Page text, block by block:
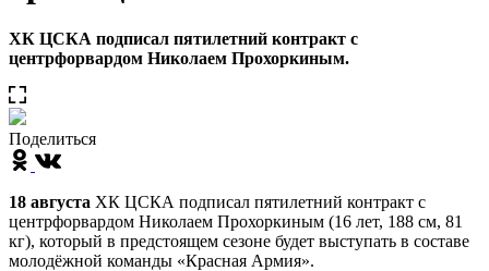
ХК ЦСКА подписал пятилетний контракт с
центрфорвардом Николаем Прохоркиным.
Поделиться
18 августа ХК ЦСКА подписал пятилетний контракт с
центрфорвардом Николаем Прохоркиным (16 лет, 188 см, 81
кг), который в предстоящем сезоне будет выступать в составе
молодёжной команды «Красная Армия».